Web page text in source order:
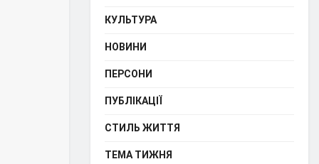
КУЛЬТУРА
НОВИНИ
ПЕРСОНИ
ПУБЛІКАЦІЇ
СТИЛЬ ЖИТТЯ
ТЕМА ТИЖНЯ